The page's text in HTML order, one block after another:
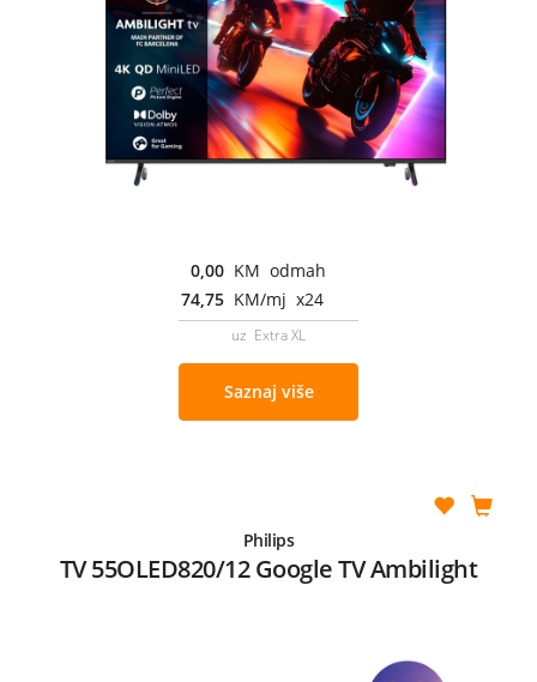
0,00 KM odmah
74,75 KM/mj x24
uz Extra XL
Saznaj više
Philips
TV 55OLED820/12 Google TV Ambilight